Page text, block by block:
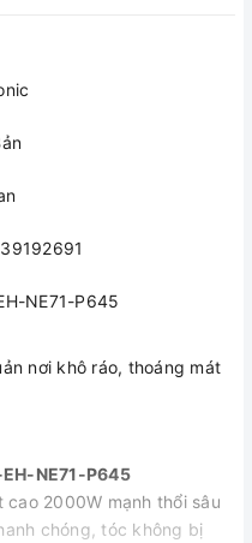
NE71-P645
nơi khô ráo, thoáng mát
NE71-P645
2000W mạnh thổi sâu
chóng, tóc không bị